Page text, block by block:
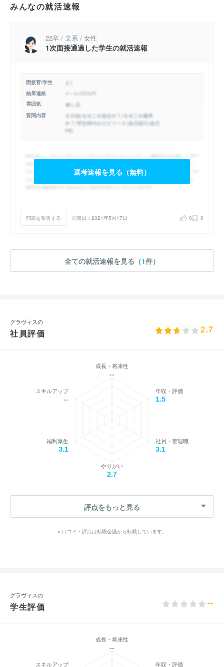
みんなの就活速報
22卒 / 文系 / 女性
1次面接通過した学生の就活速報
面接官/学生
結果連絡
雰囲気
質問内容
選考速報を見る（無料）
問題を報告する 公開日：2021年5月17日 0 0
全ての就活速報を見る（1件）
グラヴィスの
社員評価 2.7
成長・将来性
--
年収・評価
1.5
社員・管理職
3.1
やりがい
2.7
福利厚生
3.1
スキルアップ
--
評点をもっと見る
※ 口コミ・評点は転職会議から転載しています。
グラヴィスの
学生評価 --
成長・将来性
--
年収・評価
スキルアップ